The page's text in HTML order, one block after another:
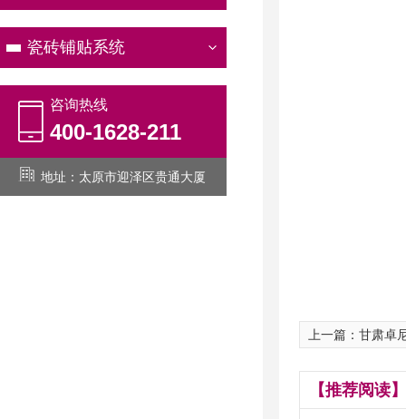
瓷砖铺贴系统
咨询热线
400-1628-211
地址：太原市迎泽区贵通大厦
上一篇：甘肃卓
【推荐阅读